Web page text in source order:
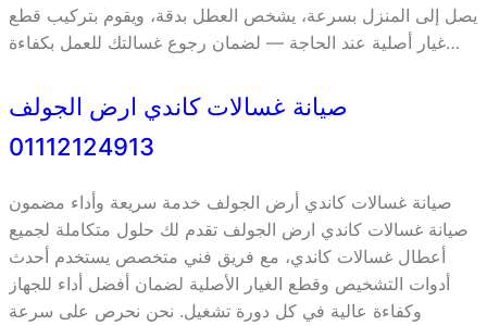
يصل إلى المنزل بسرعة، يشخص العطل بدقة، ويقوم بتركيب قطع
غيار أصلية عند الحاجة — لضمان رجوع غسالتك للعمل بكفاءة…
صيانة غسالات كاندي ارض الجولف
01112124913
صيانة غسالات كاندي أرض الجولف خدمة سريعة وأداء مضمون
صيانة غسالات كاندي ارض الجولف تقدم لك حلول متكاملة لجميع
أعطال غسالات كاندي، مع فريق فني متخصص يستخدم أحدث
أدوات التشخيص وقطع الغيار الأصلية لضمان أفضل أداء للجهاز
وكفاءة عالية في كل دورة تشغيل. نحن نحرص على سرعة